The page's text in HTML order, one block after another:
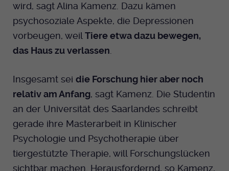
wird, sagt Alina Kamenz. Dazu kämen
psychosoziale Aspekte, die Depressionen
vorbeugen, weil Tiere etwa dazu bewegen,
das Haus zu verlassen
Insgesamt sei die Forschung hier aber noch
relativ am Anfang, sagt Kamenz. Die Studentin
an der Universität des Saarlandes schreibt
gerade ihre Masterarbeit in Klinischer
Psychologie und Psychotherapie über
tiergestützte Therapie, will Forschungslücken
sichtbar machen. Herausfordernd, so Kamenz,